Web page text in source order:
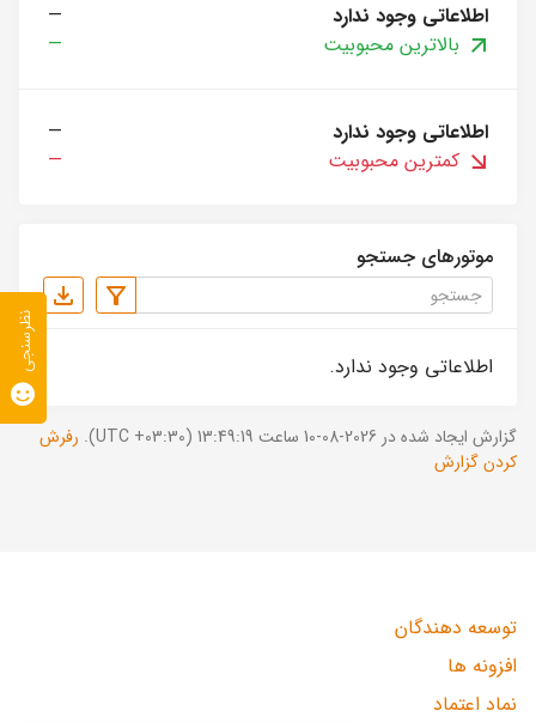
اطلاعاتی وجود ندارد
—
بالاترین محبوبیت
—
اطلاعاتی وجود ندارد
—
کمترین محبوبیت
—
موتورهای جستجو
اطلاعاتی وجود ندارد.
گزارش ایجاد شده در 2026-08-10 ساعت 13:49:19 (UTC +03:30).
رفرش
کردن گزارش
توسعه دهندگان
افزونه ها
نماد اعتماد
نظرسنجی